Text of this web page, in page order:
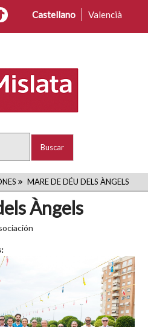
Castellano Valencià
RUTA
DE
NAVEGACIÓN
MARE DE DÉU DELS ÀNGELS
Àngels